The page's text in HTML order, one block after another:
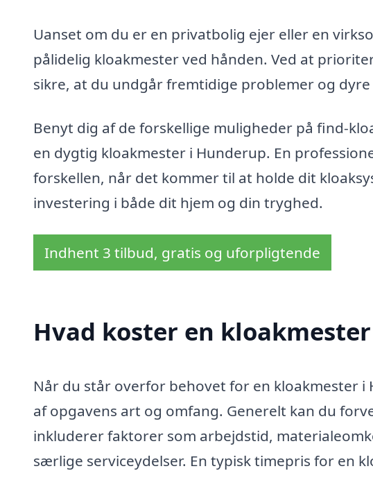
Uanset om du er en privatbolig ejer eller en
pålidelig kloakmester ved hånden. Ved at
sikre, at du undgår fremtidige problemer og
Benyt dig af de forskellige muligheder på find-
en dygtig kloakmester i Hunderup. En
forskellen, når det kommer til at holde dit
investering i både dit hjem og din tryghed.
Indhent 3 tilbud, gratis og uforpligtende
Hvad koster en
Når du står overfor behovet for en kloakmester
af opgavens art og omfang. Generelt kan du
inkluderer faktorer som arbejdstid,
særlige serviceydelser. En typisk timepris for en